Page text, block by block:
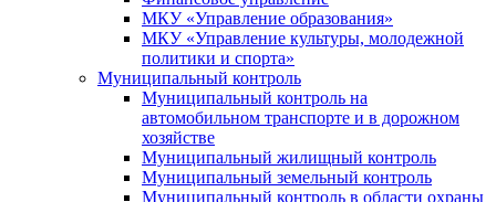
МКУ «Управление образования»
МКУ «Управление культуры, молодежной
политики и спорта»
Муниципальный контроль
Муниципальный контроль на
автомобильном транспорте и в дорожном
хозяйстве
Муниципальный жилищный контроль
Муниципальный земельный контроль
Муниципальный контроль в области охраны